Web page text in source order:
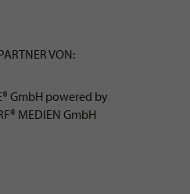
VON:
GmbH powered by
MEDIEN GmbH